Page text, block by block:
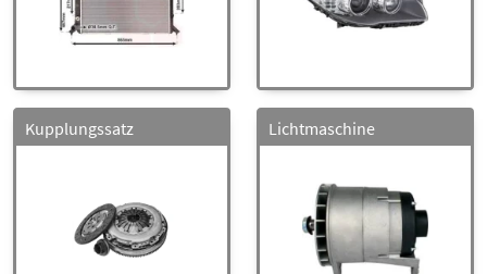
Kupplungssatz Lichtmaschine